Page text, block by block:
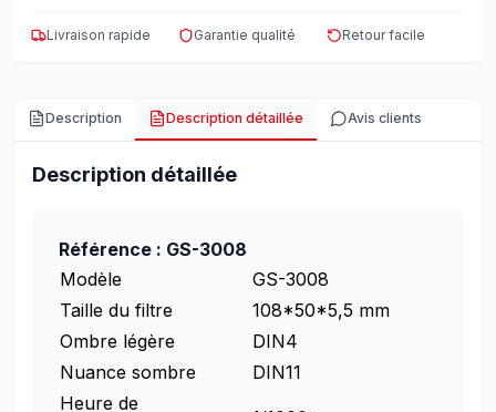
Livraison rapide Garantie qualité Retour facile
Description Description détaillée Avis clients
Description détaillée
Référence : GS-3008
Modèle
GS-3008
Taille du filtre
108*50*5,5 mm
Ombre légère
DIN4
Nuance sombre
DIN11
Heure de